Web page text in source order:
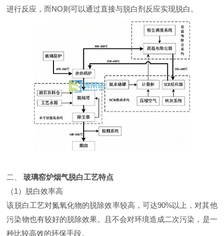
进行反应，而NO则可以通过直接与脱白剂反应实现脱白。
二、玻璃窑炉烟气脱白工艺特点
（1）脱白效率高
该脱白工艺对氮氧化物的脱除效率较高，可达90%以上，对其他
污染物也有较好的脱除效果。且不会对环境造成二次污染，是一
种比较高效的环保手段。